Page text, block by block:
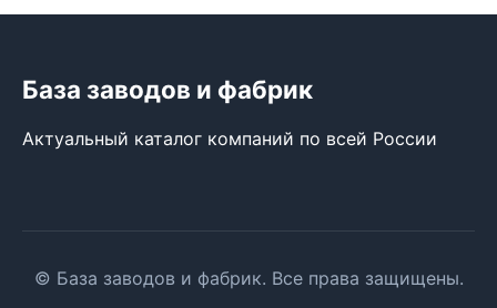
База заводов и фабрик
Актуальный каталог компаний по всей России
© База заводов и фабрик. Все права защищены.